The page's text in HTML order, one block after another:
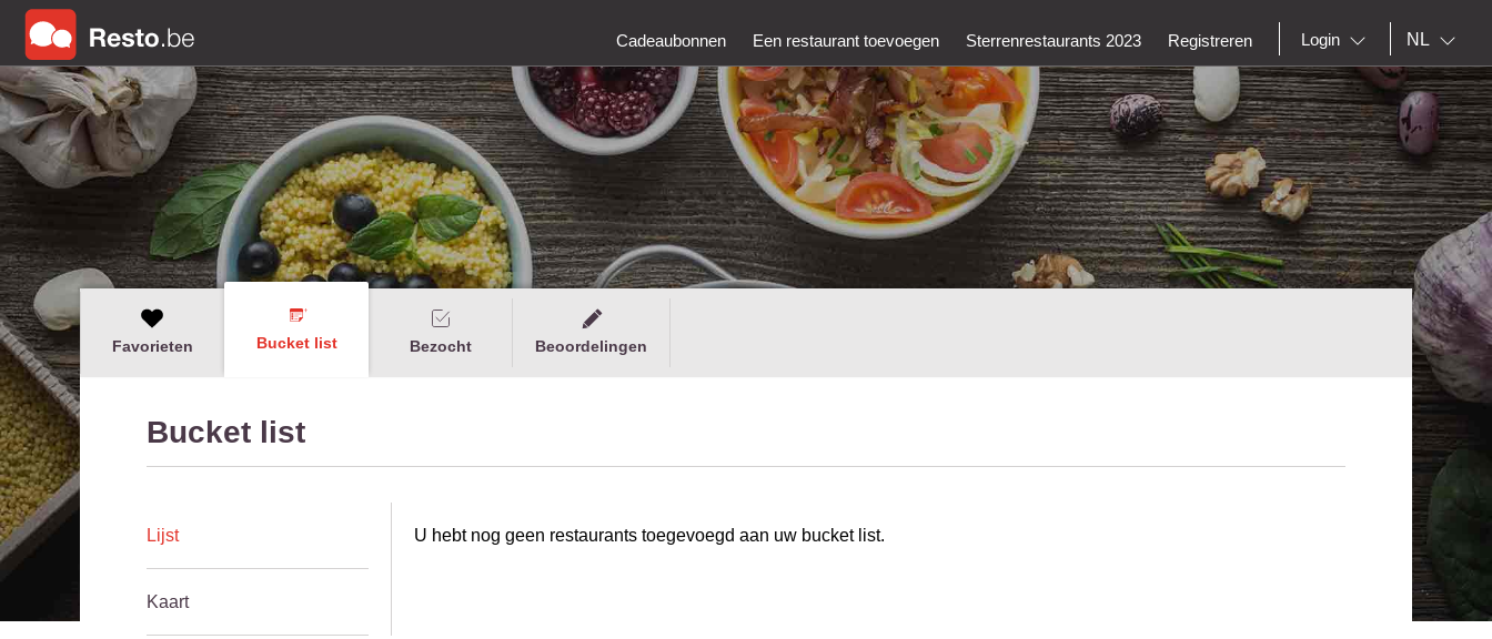
Cadeaubonnen Een restaurant toevoegen Sterrenrestaurants 2023 Registreren Login NL
Favorieten Bucket list Bezocht Beoordelingen
Bucket list
Lijst
Kaart
U hebt nog geen restaurants toegevoegd aan uw bucket list.